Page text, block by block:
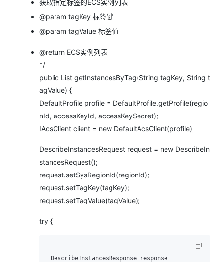
获取指定标签的ECS实例列表
@param tagKey 标签键
@param tagValue 标签值
@return ECS实例列表
*/
public List getInstancesByTag(String tagKey, String t
agValue) {
DefaultProfile profile = DefaultProfile.getProfile(regio
nId, accessKeyId, accessKeySecret);
IAcsClient client = new DefaultAcsClient(profile);
DescribeInstancesRequest request = new DescribeIn
stancesRequest();
request.setSysRegionId(regionId);
request.setTagKey(tagKey);
request.setTagValue(tagValue);
try {
DescribeInstancesResponse response =